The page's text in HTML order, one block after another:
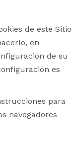
de este Sitio
en
de su
es
para
navegadores